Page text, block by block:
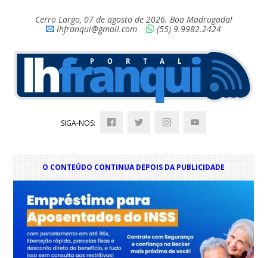
Cerro Largo, 07 de agosto de 2026. Boa Madrugada!
lhfranqui@gmail.com
(55) 9.9982.2424
SIGA-NOS:
O CONTEÚDO CONTINUA DEPOIS DA PUBLICIDADE